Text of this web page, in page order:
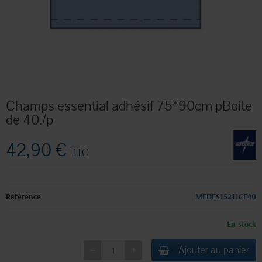
Champs essential adhésif 75*90cm pBoite
de 40./p
42,90 € TTC
Référence MEDES15211CE40
En stock
Ajouter au panier